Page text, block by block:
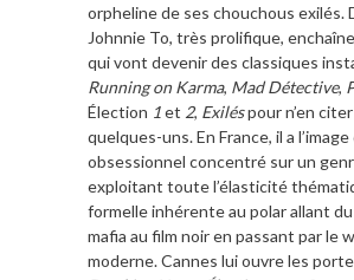
orpheline de ses chouchous exilés.
Johnnie To, très prolifique,
qui vont devenir des classiques
Running on Karma, Mad Détective,
Élection 1et 2, Exiléspour n’en
quelques-uns. En France, il a
obsessionnel concentré sur un
exploitant toute l’élasticité
formelle inhérente au polar allant
mafia au film noir en passant par le
moderne. Cannes lui ouvre les